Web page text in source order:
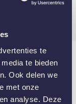
te
te bieden
Ook delen we
met onze
analyse. Deze